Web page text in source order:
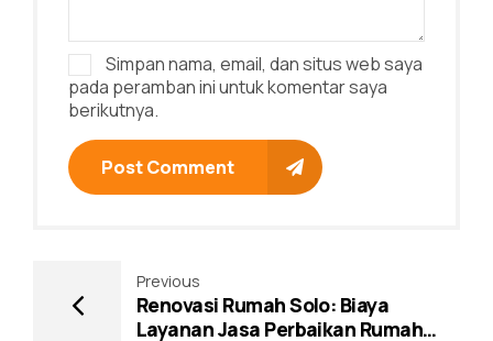
Simpan nama, email, dan situs web saya
pada peramban ini untuk komentar saya
berikutnya.
Post Comment
Previous
Renovasi Rumah Solo: Biaya
Layanan Jasa Perbaikan Rumah